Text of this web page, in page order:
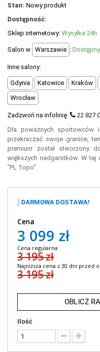
Stan: Nowy produkt
Dostępność:
Sklep internetowy: Wysyłka 24h
Salon w Warszawie :
Inne salony:
Gdynia Katowice Kraków
Wrocław
Zadzwoń na infolinię
22 827
Dla poważnych sportowców
przekraczać swoje granice,
premium został stworzony
większych nadgarstków. W tej
"PL Topo".
DARMOWA DOSTAWA!
Cena
3 099 zł
Cena regularna:
3 195 zł
Najniższa cena z 30 dni przed
3 195 zł
OBLICZ
Ilość